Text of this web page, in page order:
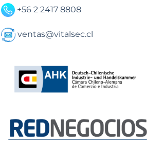
+56 2 2417 8808
ventas@vitalsec.cl